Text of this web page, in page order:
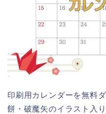
印刷用カレンダーを無料
餅・破魔矢のイラスト入